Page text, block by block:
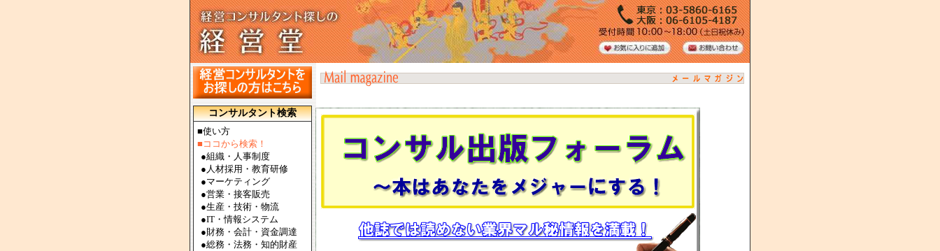
コンサルタント検索
■使い方
■ココから検索！
●組織・人事制度
● 人材採用・教育研修
●マーケティング
●営業・接客販売
●生産・技術・物流
●IT・情報システム
●財務・会計・資金調達
●総務・法務・知的財産